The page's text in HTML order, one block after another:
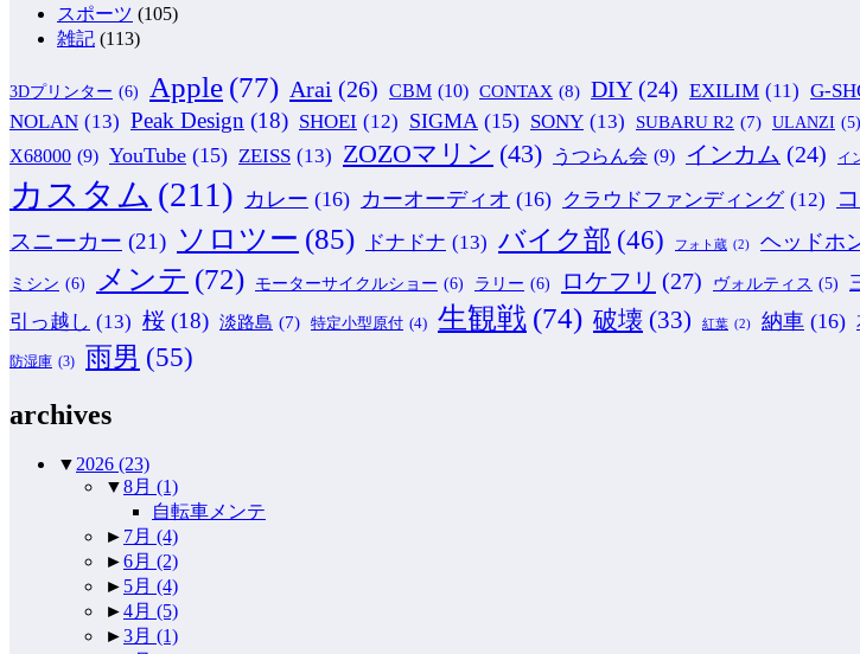
スポーツ (105)
雑記 (113)
3Dプリンター (6) Apple (77) Arai (26) CBM (10) CONTAX (8) DIY (24) EXILIM (11) G-
NOLAN (13) Peak Design (18) SHOEI (12) SIGMA (15) SONY (13) SUBARU R2 (7) ULANZI (5)
X68000 (9) YouTube (15) ZEISS (13) ZOZOマリン (43) うつらん会 (9) インカム (24) イ
カスタム (211) カレー (16) カーオーディオ (16) クラウドファンディング (12)
スニーカー (21) ソロツー (85) ドナドナ (13) バイク部 (46) フォト蔵 (2) ヘッドホ
ミシン (6) メンテ (72) モーターサイクルショー (6) ラリー (6) ロケフリ (27) ヴォルティス (5)
引っ越し (13) 桜 (18) 淡路島 (7) 特定小型原付 (4) 生観戦 (74) 破壊 (33) 紅葉 (2) 納車 (16)
防湿庫 (3) 雨男 (55)
archives
▼2026 (23)
▼8月 (1)
自転車メンテ
► 7月 (4)
►6月 (2)
► 5月 (4)
►4月 (5)
►3月 (1)